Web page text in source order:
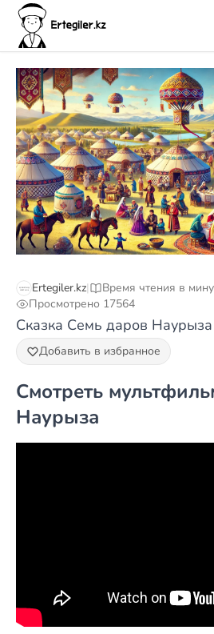
Ertegiler.kz| Время чтения в
Просмотрено 17564
Сказка Семь даров Наурыза
Добавить в избранное
Смотреть
Наурыза